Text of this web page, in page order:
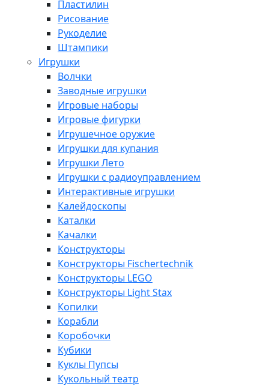
Пластилин
Рисование
Рукоделие
Штампики
Игрушки
Волчки
Заводные игрушки
Игровые наборы
Игровые фигурки
Игрушечное оружие
Игрушки для купания
Игрушки Лето
Игрушки с радиоуправлением
Интерактивные игрушки
Калейдоскопы
Каталки
Качалки
Конструкторы
Конструкторы Fisсhertechnik
Конструкторы LEGO
Конструкторы Light Stax
Копилки
Корабли
Коробочки
Кубики
Куклы Пупсы
Кукольный театр